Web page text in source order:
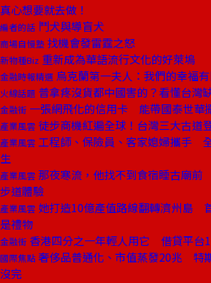
真心想要就去做！
編者的話 鬥犬與導盲犬
商場自慢塾 找機會發雷霆之怒
新物種Biz 重新成為華語流行文化的好萊塢
金融時報精選 烏克蘭第一夫人：我們的幸福
火線話題 普拿疼沒貨都中國害的？看懂台灣
金融街 一張網飛化的信用卡 能帶國泰世華
產業風雲 徒步商機紅遍全球！台灣三大古道
產業風雲 工程師、保險員、客家媳婦攜手
生
產業風雲 那夜寒流，他找不到食宿睡古廟
步道體驗
產業風雲 她打造10億產值路線翻轉濟州島
是禮物
金融街 香港四分之一年輕人用它 借貸平台
國際焦點 奢侈品普通化、市值蒸發20兆 特
沒完